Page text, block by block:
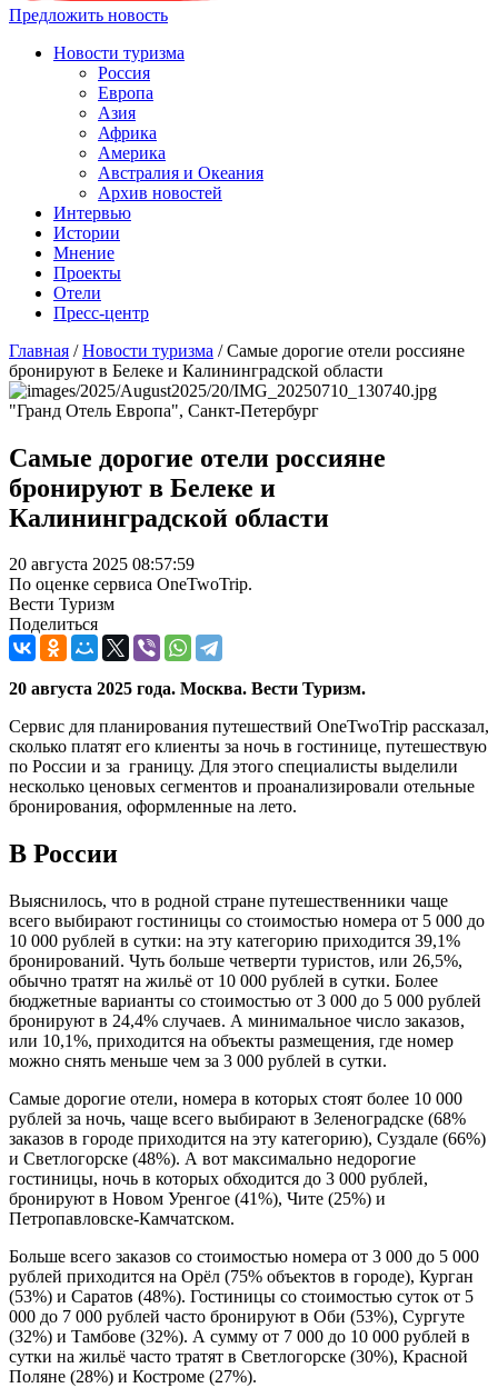
Предложить новость
Новости туризма
Россия
Европа
Азия
Африка
Америка
Австралия и Океания
Архив новостей
Интервью
Истории
Мнение
Проекты
Отели
Пресс-центр
Главная /Новости туризма /Самые дорогие отели россияне
бронируют в Белеке и Калининградской области
"Гранд Отель Европа", Санкт-Петербург
Самые дорогие отели россияне
бронируют в Белеке и
Калининградской области
20 августа 2025 08:57:59
По оценке сервиса OneTwoTrip.
Вести Туризм
Поделиться
20 августа 2025 года. Москва. Вести Туризм.
Сервис для планирования путешествий OneTwoTrip рассказал,
сколько платят его клиенты за ночь в гостинице, путешествую
по России и за границу. Для этого специалисты выделили
несколько ценовых сегментов и проанализировали отельные
бронирования, оформленные на лето.
В России
Выяснилось, что в родной стране путешественники чаще
всего выбирают гостиницы со стоимостью номера от 5 000 до
10 000 рублей в сутки: на эту категорию приходится 39,1%
бронирований. Чуть больше четверти туристов, или 26,5%,
обычно тратят на жильё от 10 000 рублей в сутки. Более
бюджетные варианты со стоимостью от 3 000 до 5 000 рублей
бронируют в 24,4% случаев. А минимальное число заказов,
или 10,1%, приходится на объекты размещения, где номер
можно снять меньше чем за 3 000 рублей в сутки.
Самые дорогие отели, номера в которых стоят более 10 000
рублей за ночь, чаще всего выбирают в Зеленоградске (68%
заказов в городе приходится на эту категорию), Суздале (66%)
и Светлогорске (48%). А вот максимально недорогие
гостиницы, ночь в которых обходится до 3 000 рублей,
бронируют в Новом Уренгое (41%), Чите (25%) и
Петропавловске-Камчатском.
Больше всего заказов со стоимостью номера от 3 000 до 5 000
рублей приходится на Орёл (75% объектов в городе), Курган
(53%) и Саратов (48%). Гостиницы со стоимостью суток от 5
000 до 7 000 рублей часто бронируют в Оби (53%), Сургуте
(32%) и Тамбове (32%). А сумму от 7 000 до 10 000 рублей в
сутки на жильё часто тратят в Светлогорске (30%), Красной
Поляне (28%) и Костроме (27%).